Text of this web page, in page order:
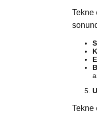
Tekne
Tekne